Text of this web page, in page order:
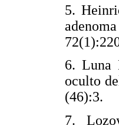
5.
6. Luna
oculto
7.